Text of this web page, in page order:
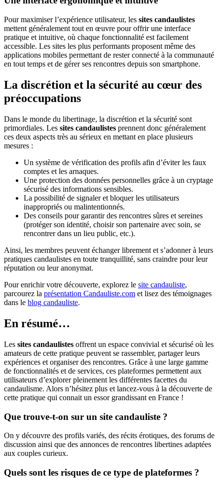
Pour maximiser l’expérience utilisateur, les sites candaulistes
mettent généralement tout en œuvre pour offrir une interface
pratique et intuitive, où chaque fonctionnalité est facilement
accessible. Les sites les plus performants proposent même des
applications mobiles permettant de rester connecté à la communauté
en tout temps et de gérer ses rencontres depuis son smartphone.
La discrétion et la sécurité au cœur des
préoccupations
Dans le monde du libertinage, la discrétion et la sécurité sont
primordiales. Les sites candaulistes prennent donc généralement
ces deux aspects très au sérieux en mettant en place plusieurs
mesures :
Un système de vérification des profils afin d’éviter les faux
comptes et les arnaques.
Une protection des données personnelles grâce à un cryptage
sécurisé des informations sensibles.
La possibilité de signaler et bloquer les utilisateurs
inappropriés ou malintentionnés.
Des conseils pour garantir des rencontres sûres et sereines
(protéger son identité, choisir son partenaire avec soin, se
rencontrer dans un lieu public, etc.).
Ainsi, les membres peuvent échanger librement et s’adonner à leurs
pratiques candaulistes en toute tranquillité, sans craindre pour leur
réputation ou leur anonymat.
Pour enrichir votre découverte, explorez le site candauliste,
parcourez la présentation Candauliste.com et lisez des témoignages
dans le blog candauliste.
En résumé…
Les sites candaulistes offrent un espace convivial et sécurisé où les
amateurs de cette pratique peuvent se rassembler, partager leurs
expériences et organiser des rencontres. Grâce à une large gamme
de fonctionnalités et de services, ces plateformes permettent aux
utilisateurs d’explorer pleinement les différentes facettes du
candaulisme. Alors n’hésitez plus et lancez-vous à la découverte de
cette pratique qui connait un essor grandissant en France !
Que trouve-t-on sur un site candauliste ?
On y découvre des profils variés, des récits érotiques, des forums de
discussion ainsi que des annonces de rencontres libertines adaptées
aux couples curieux.
Quels sont les risques de ce type de plateformes ?